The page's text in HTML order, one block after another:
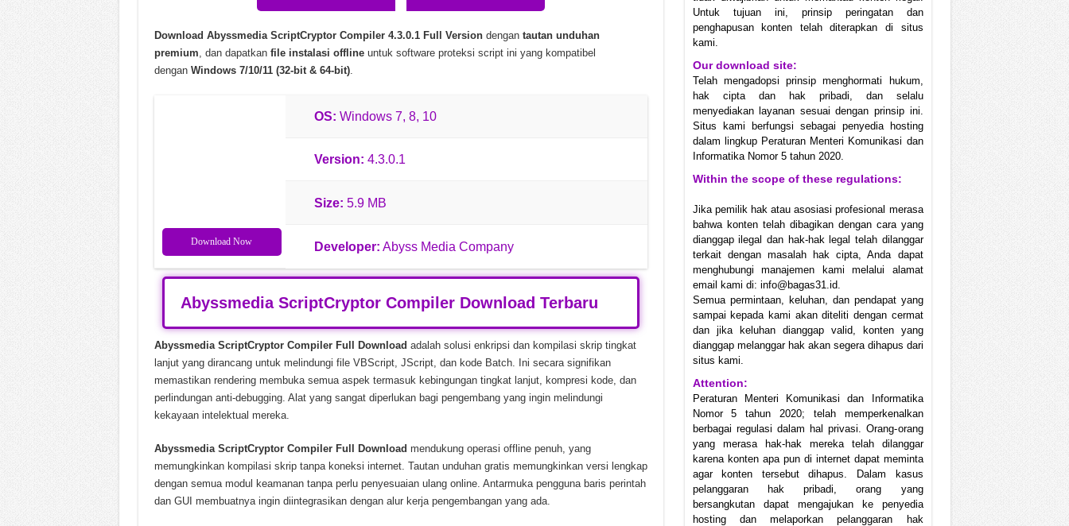
Call to Arms Gates of Hell Ostfront v1.064.0 Unduhan Gratis
Chinese Frontiers v2.3.2582 Unduhan Gratis
Download Abyssmedia ScriptCryptor Compiler 4.3.0.1 Full Versiondengan tautan unduhan
premium, dan dapatkan file instalasi offlineuntuk software proteksi script ini yang kompatibel
dengan Windows 7/10/11 (32-bit & 64-bit).
Download Now
OS: Windows 7, 8, 10
Version: 4.3.0.1
Size: 5.9 MB
Developer: Abyss Media Company
Abyssmedia ScriptCryptor Compiler Download Terbaru
Abyssmedia ScriptCryptor Compiler Full Download adalah solusi enkripsi dan kompilasi skrip tingkat
lanjut yang dirancang untuk melindungi file VBScript, JScript, dan kode Batch. Ini secara signifikan
memastikan rendering membuka semua aspek termasuk kebingungan tingkat lanjut, kompresi kode, dan
perlindungan anti-debugging. Alat yang sangat diperlukan bagi pengembang yang ingin melindungi
kekayaan intelektual mereka.
Abyssmedia ScriptCryptor Compiler Full Download mendukung operasi offline penuh, yang
memungkinkan kompilasi skrip tanpa koneksi internet. Tautan unduhan gratis memungkinkan versi lengkap
dengan semua modul keamanan tanpa perlu penyesuaian ulang online. Antarmuka pengguna baris perintah
dan GUI membuatnya ingin diintegrasikan dengan alur kerja pengembangan yang ada.
Untuk tujuan ini, prinsip peringatan dan
penghapusan konten telah diterapkan di situs
kami.
Our download site:
Telah mengadopsi prinsip menghormati hukum,
hak cipta dan hak pribadi, dan selalu
menyediakan layanan sesuai dengan prinsip ini.
Situs kami berfungsi sebagai penyedia hosting
dalam lingkup Peraturan Menteri Komunikasi dan
Informatika Nomor 5 tahun 2020.
Within the scope of these regulations:
Jika pemilik hak atau asosiasi profesional merasa
bahwa konten telah dibagikan dengan cara yang
dianggap ilegal dan hak-hak legal telah dilanggar
terkait dengan masalah hak cipta, Anda dapat
menghubungi manajemen kami melalui alamat
email kami di: info@bagas31.id.
Semua permintaan, keluhan, dan pendapat yang
sampai kepada kami akan diteliti dengan cermat
dan jika keluhan dianggap valid, konten yang
dianggap melanggar hak akan segera dihapus dari
situs kami.
Attention:
Peraturan Menteri Komunikasi dan Informatika
Nomor 5 tahun 2020; telah memperkenalkan
berbagai regulasi dalam hal privasi. Orang-orang
yang merasa hak-hak mereka telah dilanggar
karena konten apa pun di internet dapat meminta
agar konten tersebut dihapus. Dalam kasus
pelanggaran hak pribadi, orang yang
bersangkutan dapat mengajukan ke penyedia
hosting dan melaporkan pelanggaran hak